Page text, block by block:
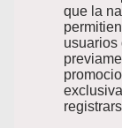
que la
usuarios